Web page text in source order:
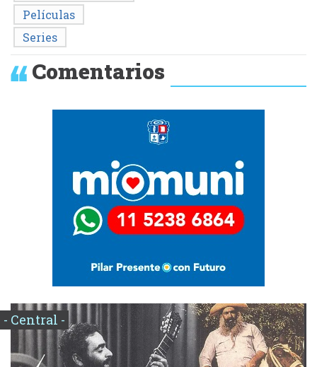
Películas
Series
Comentarios
- Central -